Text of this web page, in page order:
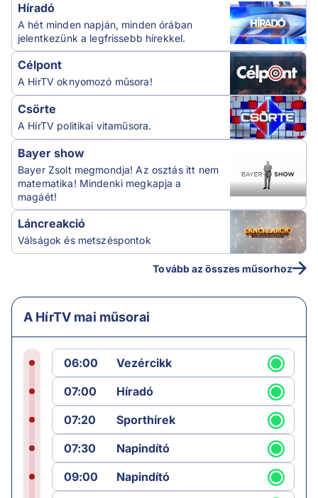
Híradó
A hét minden napján, minden órában
jelentkezünk a legfrissebb hírekkel.
Célpont
A HírTV oknyomozó műsora!
Csörte
A HírTV politikai vitaműsora.
Bayer show
Bayer Zsolt megmondja! Az osztás itt nem
matematika! Mindenki megkapja a
magáét!
Láncreakció
Válságok és metszéspontok
Tovább az összes műsorhoz
A HírTV mai műsorai
06:00
Vezércikk
07:00
Híradó
07:20
Sporthírek
07:30
Napindító
09:00
Napindító